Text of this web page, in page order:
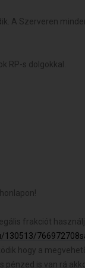
A Szerveren
RP-s dolgokkal.
frakciót
hogy a
pénzed is van rá